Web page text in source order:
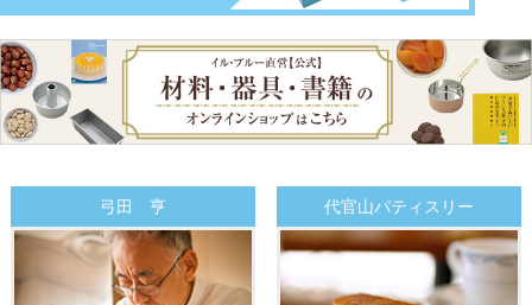
弓田 亨 代官山パティスリー